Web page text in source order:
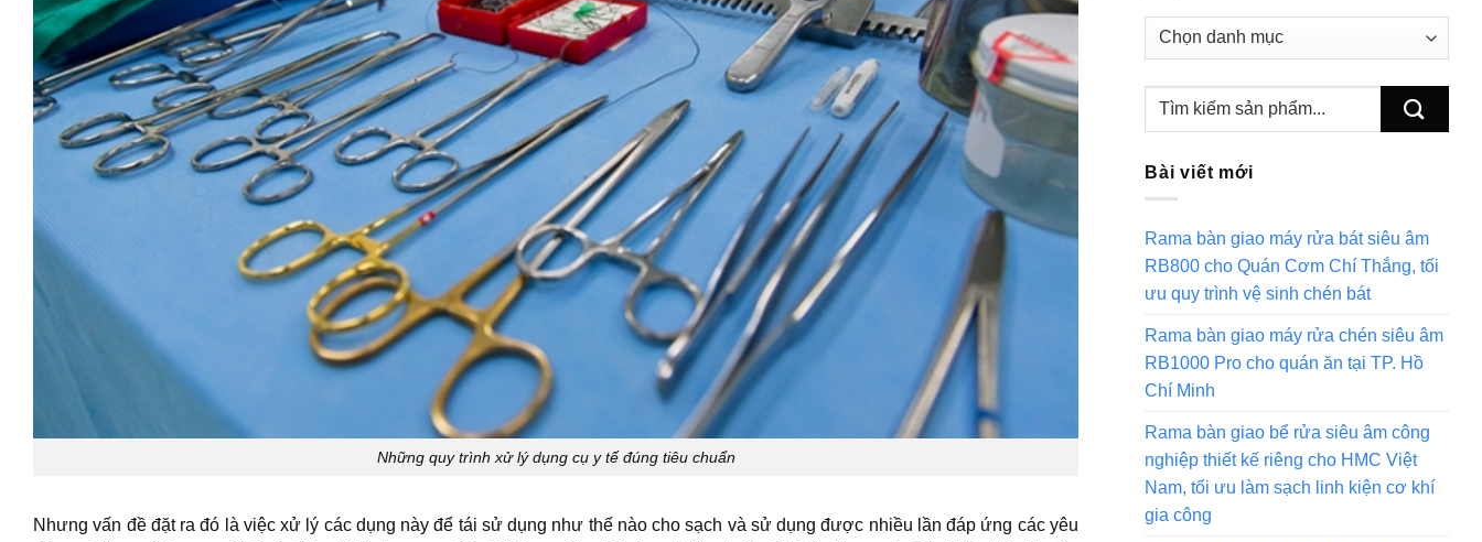
Những quy trình xử lý dụng cụ y tế đúng tiêu chuẩn
Nhưng vấn đề đặt ra đó là việc xử lý các dụng này để tái sử dụng như thế nào cho sạch và sử dụng được nhiều lần đáp ứng các yêu
Danh
Bài viết mới
Rama bàn giao máy rửa bát siêu âm
RB800 cho Quán Cơm Chí Thắng, tối
ưu quy trình vệ sinh chén bát
Rama bàn giao máy rửa chén siêu âm
RB1000 Pro cho quán ăn tại TP. Hồ
Chí Minh
Rama bàn giao bể rửa siêu âm công
nghiệp thiết kế riêng cho HMC Việt
Nam, tối ưu làm sạch linh kiện cơ khí
gia công